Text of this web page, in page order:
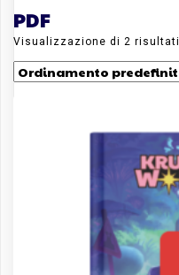
PDF
Visualizzazione di 2 risultati